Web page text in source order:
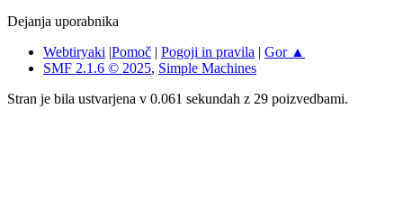
Dejanja uporabnika
Webtiryaki Pomoč Pogoji in pravila
Gor ▲
SMF 2.1.6 © 2025, Simple Machines
Stran je bila ustvarjena v 0.061 sekundah z 29 poizvedbami.